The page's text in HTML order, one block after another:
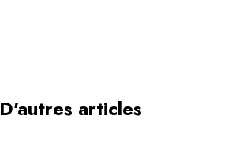
D'autres articles